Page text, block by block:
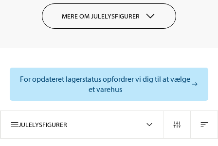
MERE OM JULELYSFIGURER
For opdateret lagerstatus opfordrer vi dig til at vælge
et varehus
JULELYSFIGURER